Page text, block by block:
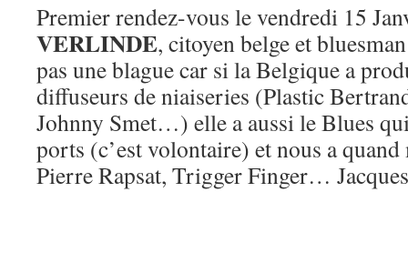
Premier rendez-vous le vendredi 15
VERLINDE, citoyen belge et
pas une blague car si la Belgique a
diffuseurs de niaiseries (Plastic
Johnny Smet…) elle a aussi le Blues
ports (c’est volontaire) et nous a
Pierre Rapsat, Trigger Finger…